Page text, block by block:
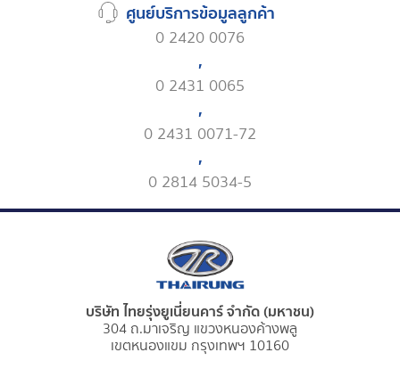
ศูนย์บริการข้อมูลลูกค้า
0 2420 0076
,
0 2431 0065
,
0 2431 0071-72
,
0 2814 5034-5
บริษัท ไทยรุ่งยูเนี่ยนคาร์ จำกัด (มหาชน)
304 ถ.มาเจริญ แขวงหนองค้างพลู
เขตหนองแขม กรุงเทพฯ 10160